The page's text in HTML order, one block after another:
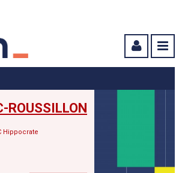
ROUSSILLON
Hippocrate